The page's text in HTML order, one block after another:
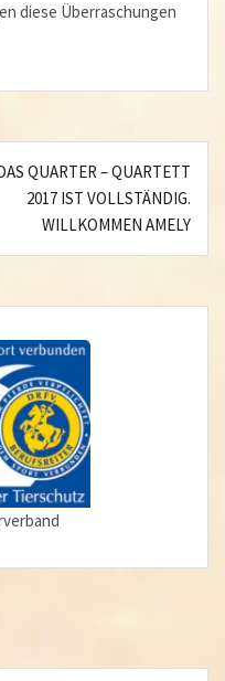
diese Überraschungen
QUARTER – QUARTETT
2017 IST VOLLSTÄNDIG.
WILLKOMMEN AMELY